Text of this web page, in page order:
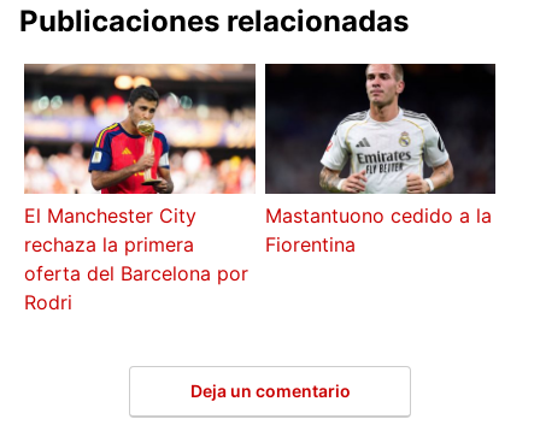
Publicaciones relacionadas
El Manchester City
rechaza la primera
oferta del Barcelona por
Rodri
Mastantuono cedido a la
Fiorentina
Deja un comentario